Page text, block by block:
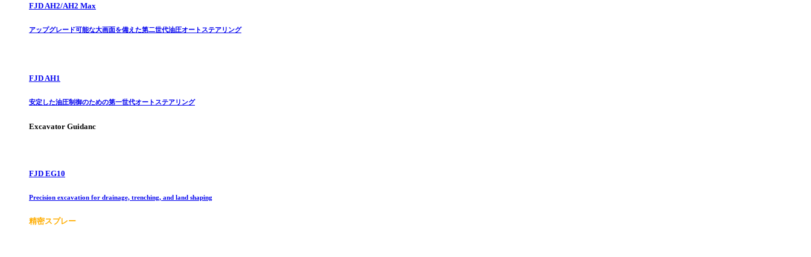
FJD AH2/AH2 Max
アップグレード可能な大画面を備えた第二世代油圧オートステアリング
FJD AH1
安定した油圧制御のための第一世代オートステアリング
Excavator Guidanc
FJD EG10
Precision excavation for drainage, trenching, and land shaping
精密スプレー